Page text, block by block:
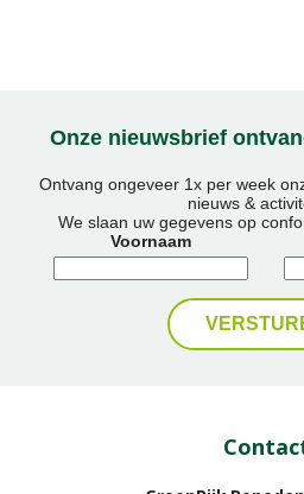
Onze nieuwsbrief
Ontvang ongeveer 1x per week
nieuws &
We slaan uw gegevens op
Voornaam